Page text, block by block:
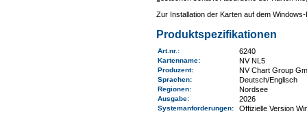
Zur Installation der Karten auf dem
Produktspezifikationen
Art.nr. : 6240
Kartenname: NV NL5
Produzent: NV Chart Group
Sprachen: Deutsch/Englisch
Regionen: Nordsee
Ausgabe: 2026
Systemanforderungen: Offizielle Version